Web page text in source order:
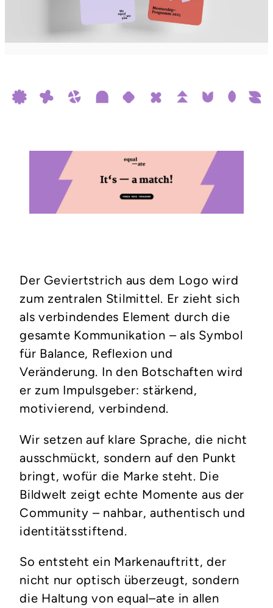
Der Geviertstrich aus dem Logo wird
zum zentralen Stilmittel. Er zieht sich
als verbindendes Element durch die
gesamte Kommunikation – als Symbol
für Balance, Reflexion und
Veränderung. In den Botschaften wird
er zum Impulsgeber: stärkend,
motivierend, verbindend.
Wir setzen auf klare Sprache, die nicht
ausschmückt, sondern auf den Punkt
bringt, wofür die Marke steht. Die
Bildwelt zeigt echte Momente aus der
Community – nahbar, authentisch und
identitätsstiftend.
So entsteht ein Markenauftritt, der
nicht nur optisch überzeugt, sondern
die Haltung von equal–ate in allen